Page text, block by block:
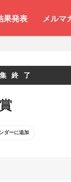
果発表 メルマ
終了
ダーに追加